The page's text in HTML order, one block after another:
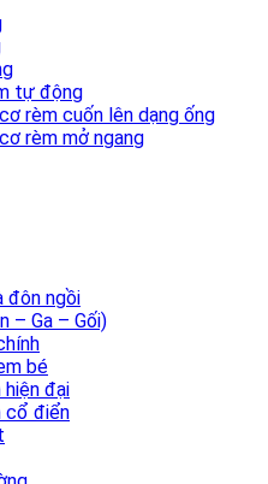
tự động
rèm cuốn lên dạng ống
rèm mở ngang
đôn ngồi
– Ga – Gối)
bé
hiện đại
cổ điển